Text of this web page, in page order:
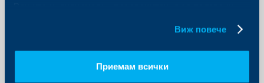
Виж повече
Приемам всички